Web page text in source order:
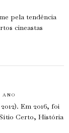
pela tendência
cineastas
ANO
Em 2016, foi
Certo, História